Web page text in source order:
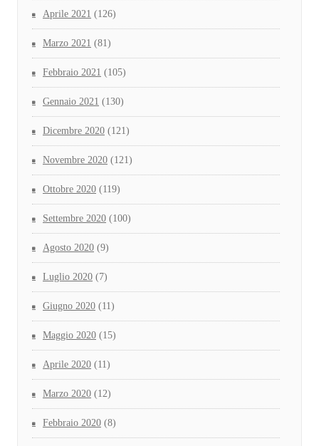
Aprile 2021 (126)
Marzo 2021 (81)
Febbraio 2021 (105)
Gennaio 2021 (130)
Dicembre 2020 (121)
Novembre 2020 (121)
Ottobre 2020 (119)
Settembre 2020 (100)
Agosto 2020 (9)
Luglio 2020 (7)
Giugno 2020 (11)
Maggio 2020 (15)
Aprile 2020 (11)
Marzo 2020 (12)
Febbraio 2020 (8)